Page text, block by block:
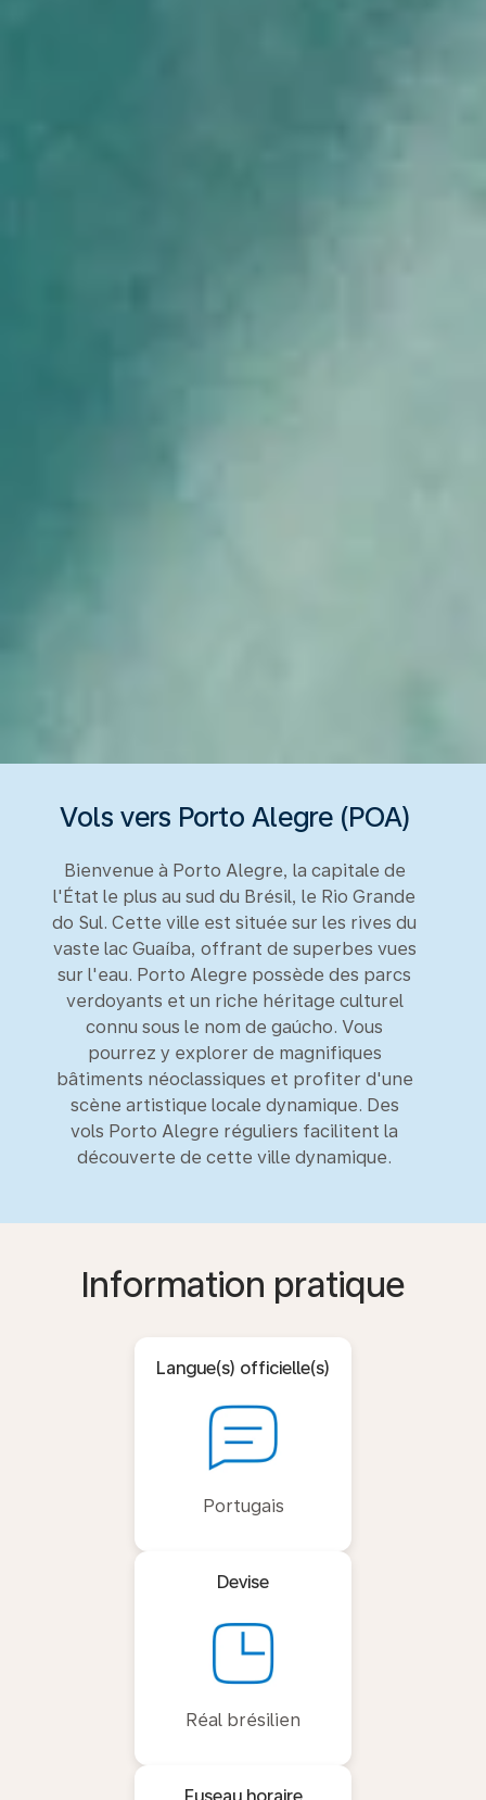
Vols vers Porto Alegre (POA)
Bienvenue à Porto Alegre, la capitale de
l'État le plus au sud du Brésil, le Rio Grande
do Sul. Cette ville est située sur les rives du
vaste lac Guaíba, offrant de superbes vues
sur l'eau. Porto Alegre possède des parcs
verdoyants et un riche héritage culturel
connu sous le nom de gaúcho. Vous
pourrez y explorer de magnifiques
bâtiments néoclassiques et profiter d'une
scène artistique locale dynamique. Des
vols Porto Alegre réguliers facilitent la
découverte de cette ville dynamique.
Information pratique
Langue(s) officielle(s)
Portugais
Devise
Réal brésilien